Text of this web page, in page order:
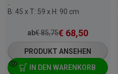
-
B: 45 x T: 59 x H: 90 cm
ab€85,75€ 68,50
PRODUKT ANSEHEN
IN DEN WARENKORB